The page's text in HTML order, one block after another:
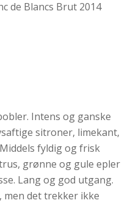
de Blancs Brut 2014
Intens og ganske
sitroner, limekant,
fyldig og frisk
grønne og gule epler
Lang og god utgang.
men det trekker ikke